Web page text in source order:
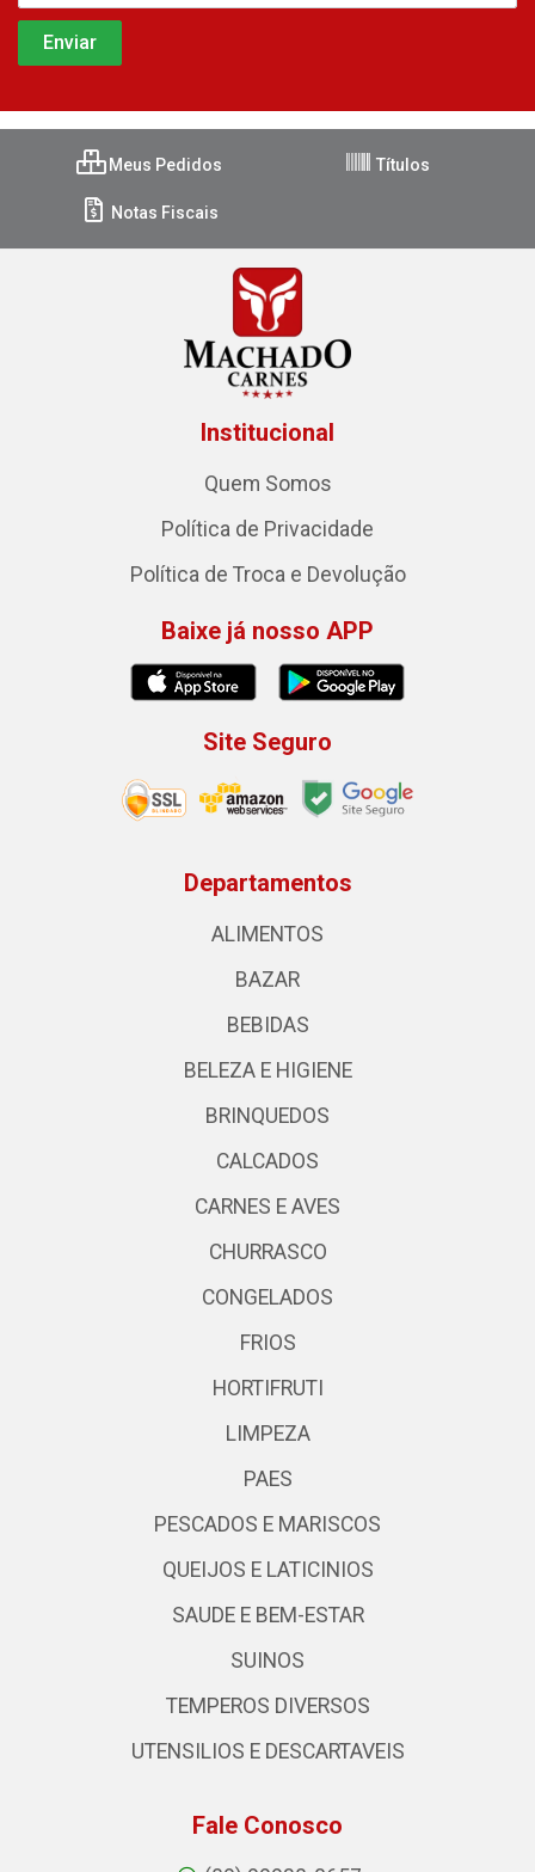
Meus Pedidos Títulos
Notas Fiscais
Institucional
Quem Somos
Política de Privacidade
Política de Troca e Devolução
Baixe já nosso APP
Site Seguro
Departamentos
ALIMENTOS
BAZAR
BEBIDAS
BELEZA E HIGIENE
BRINQUEDOS
CALCADOS
CARNES E AVES
CHURRASCO
CONGELADOS
FRIOS
HORTIFRUTI
LIMPEZA
PAES
PESCADOS E MARISCOS
QUEIJOS E LATICINIOS
SAUDE E BEM-ESTAR
SUINOS
TEMPEROS DIVERSOS
UTENSILIOS E DESCARTAVEIS
Fale Conosco